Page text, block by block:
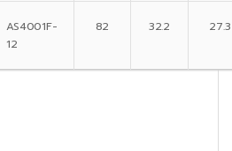
AS4001F-
12
82 32.2 27.3